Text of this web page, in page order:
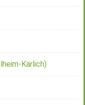
Kärlich)